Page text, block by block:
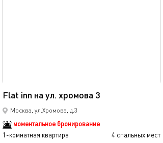
Flat inn на ул. хромова 3
Москва, ул.Хромова, д.3
моментальное бронирование
1-комнатная квартира
4 спальных мест